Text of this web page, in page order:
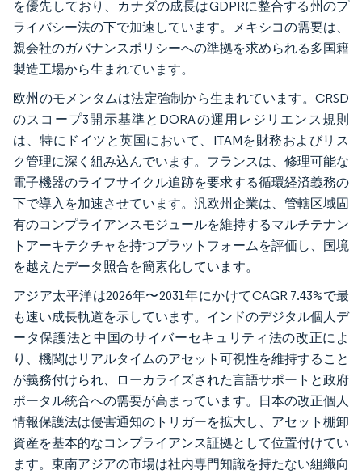
を優先しており、カナダの成長はGDPRに整合する州のプ
ライバシー法の下で加速しています。メキシコの需要は、
親会社のガバナンスポリシーへの準拠を求められる多国籍
製造工場から生まれています。
欧州のモメンタムは法定強制から生まれています。CRSD
のスコープ3開示基準とDORAの運用レジリエンス規則
は、特にドイツと英国において、ITAMを財務およびリス
ク管理に深く組み込んでいます。フランスは、修理可能な
電子機器のライフサイクル追跡を要求する循環経済義務の
下で導入を加速させています。汎欧州企業は、管轄区域固
有のコンプライアンスモジュールを維持するマルチテナン
トアーキテクチャを持つプラットフォームを評価し、国境
を越えたデータ照合を簡素化しています。
アジア太平洋は2026年〜2031年にかけてCAGR 7.43%で最
も速い成長軌道を示しています。インドのデジタル個人デ
ータ保護法と中国のサイバーセキュリティ法の改正によ
り、機関はリアルタイムのアセット可視性を維持すること
が義務付けられ、ローカライズされた言語サポートと政府
ポータル統合への需要が高まっています。日本の改正個人
情報保護法は侵害通知のトリガーを拡大し、アセット棚卸
資産を基本的なコンプライアンス証拠として位置付けてい
ます。東南アジアの市場は社内専門知識を持たない組織向